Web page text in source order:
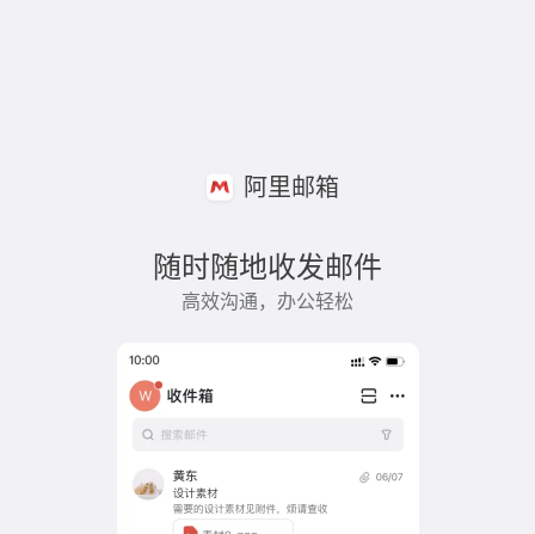
阿里邮箱
随时随地收发邮件
高效沟通，办公轻松